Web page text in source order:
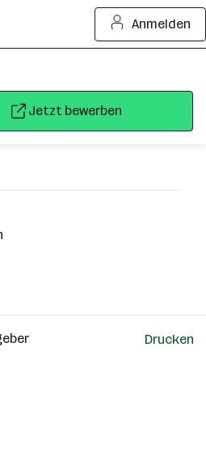
Anmelden
Jetzt bewerben
Drucken